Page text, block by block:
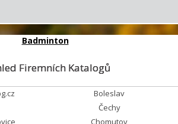
Badminton
Firemních Katalogů
Boleslav
Čechy
Chomutov